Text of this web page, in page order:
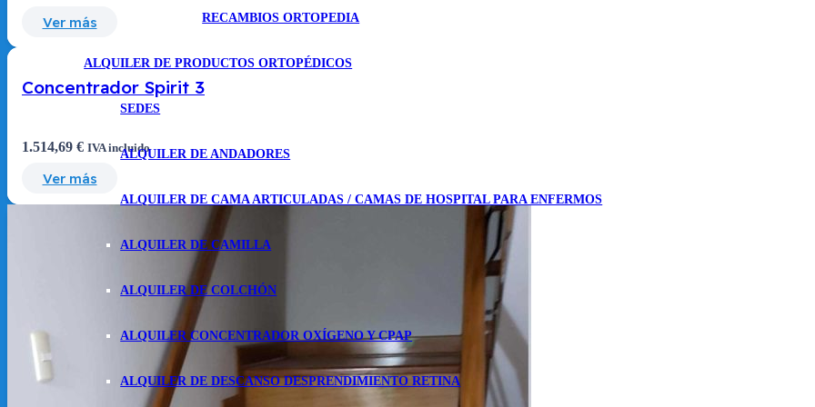
RECAMBIOS ORTOPEDIA
ALQUILER DE PRODUCTOS ORTOPÉDICOS
SEDES
ALQUILER DE ANDADORES
ALQUILER DE CAMA ARTICULADAS / CAMAS DE HOSPITAL PARA ENFERMOS
ALQUILER DE CAMILLA
ALQUILER DE COLCHÓN
ALQUILER CONCENTRADOR OXÍGENO Y CPAP
ALQUILER DE DESCANSO DESPRENDIMIENTO RETINA
Ver más
Concentrador Spirit 3
1.514,69 € IVA incluido
Ver más